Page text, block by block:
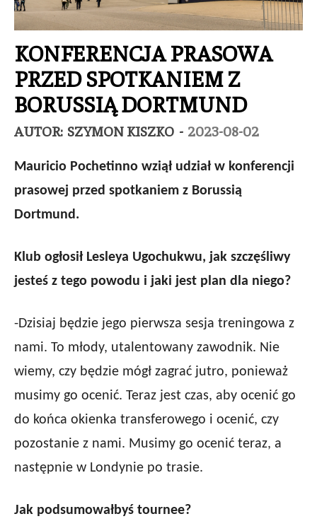
KONFERENCJA PRASOWA
PRZED SPOTKANIEM Z
BORUSSIĄ DORTMUND
AUTOR: SZYMON KISZKO - 2023-08-02
Mauricio Pochetinno wziął udział w konferencji
prasowej przed spotkaniem z Borussią
Dortmund.
Klub ogłosił Lesleya Ugochukwu, jak szczęśliwy
jesteś z tego powodu i jaki jest plan dla niego?
-Dzisiaj będzie jego pierwsza sesja treningowa z
nami. To młody, utalentowany zawodnik. Nie
wiemy, czy będzie mógł zagrać jutro, ponieważ
musimy go ocenić. Teraz jest czas, aby ocenić go
do końca okienka transferowego i ocenić, czy
pozostanie z nami. Musimy go ocenić teraz, a
następnie w Londynie po trasie.
Jak podsumowałbyś tournee?